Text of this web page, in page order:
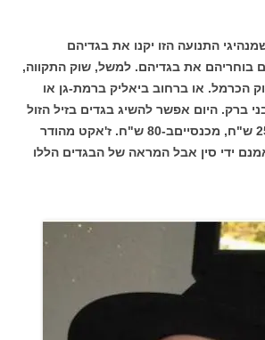
התנועה הזו יקנו את בגדיהם
בוחריהם את בגדיהם. למשל, שוק התקווה,
הכרמל. או ברחוב ביאליק ברמת-גן או
ברק. היום אפשר להשיג בגדים בזיל הזול
– חולצה מצויינת ב-25 ש"ח, מכנסייםב-80 ש"ח. ז'אקט מהודר
ידי סין אבל המראה של הבגדים הללו